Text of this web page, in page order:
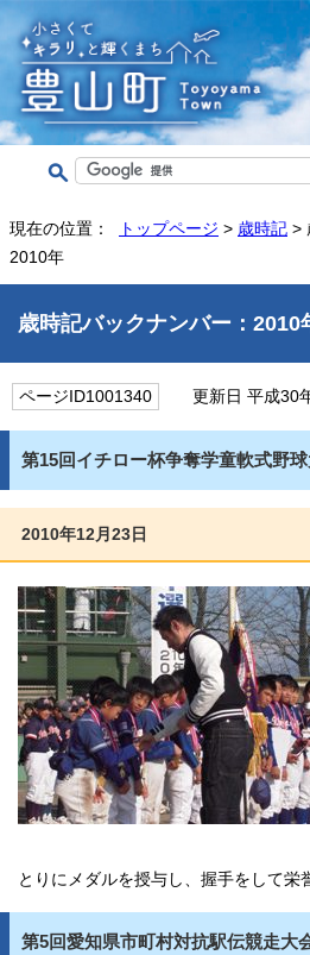
現在の位置： トップページ > 歳時記 >
2010年
歳時記バックナンバー：2010
ページID1001340 更新日 平成30
第15回イチロー杯争奪学童軟式野
2010年12月23日
とりにメダルを授与し、握手をして栄
第5回愛知県市町村対抗駅伝競走大